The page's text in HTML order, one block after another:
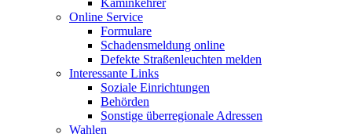
Kaminkehrer
Online Service
Formulare
Schadensmeldung online
Defekte Straßenleuchten melden
Interessante Links
Soziale Einrichtungen
Behörden
Sonstige überregionale Adressen
Wahlen